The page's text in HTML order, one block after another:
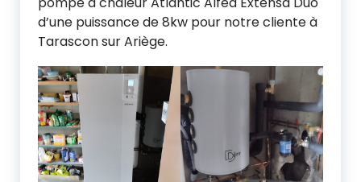
d’une puissance de 8kw pour notre cliente à
Tarascon sur Ariège.